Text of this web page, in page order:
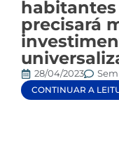
habitantes
precisará
28/04/2023
CONTINUAR A